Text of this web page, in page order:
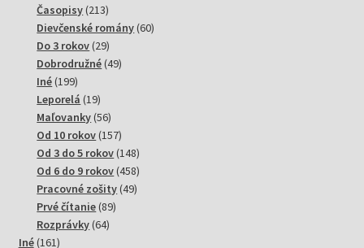
Časopisy 213213
produktov
Dievčenské romány 6060
Do 3 rokov 2929
produktov
Dobrodružné 4949
Iné 199199
produktov
Leporelá 1919
produktov
Maľovanky 5656
produktov
Od 10 rokov 157157
produktov
Od 3 do 5 rokov 148148
produktov
Od 6 do 9 rokov 458458
produktov
Pracovné zošity 4949
Prvé čítanie 8989
Rozprávky 6464
Iné 161161